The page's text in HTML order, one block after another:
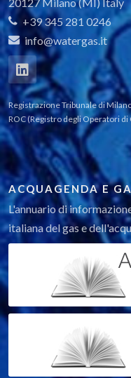
+39 345 281 0246
info@watergas.it
Registrazione Tribunale di
ROC (Registro degli Operatori
ACQUAGENDA E
L'annuario di
italiana del gas e